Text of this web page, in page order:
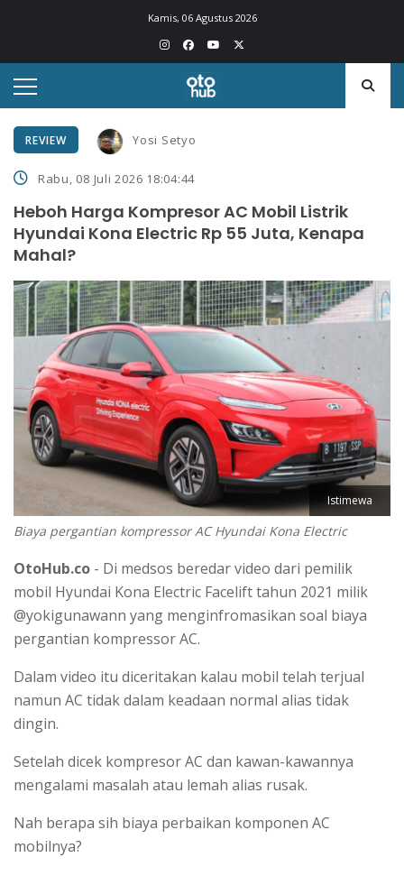
Kamis, 06 Agustus 2026
REVIEW Yosi Setyo
Rabu, 08 Juli 2026 18:04:44
Heboh Harga Kompresor AC Mobil Listrik
Hyundai Kona Electric Rp 55 Juta, Kenapa
Mahal?
Istimewa
Biaya pergantian kompressor AC Hyundai Kona Electric
OtoHub.co - Di medsos beredar video dari pemilik
mobil Hyundai Kona Electric Facelift tahun 2021 milik
@yokigunawann yang menginfromasikan soal biaya
pergantian kompressor AC.
Dalam video itu diceritakan kalau mobil telah terjual
namun AC tidak dalam keadaan normal alias tidak
dingin.
Setelah dicek kompresor AC dan kawan-kawannya
mengalami masalah atau lemah alias rusak.
Nah berapa sih biaya perbaikan komponen AC
mobilnya?